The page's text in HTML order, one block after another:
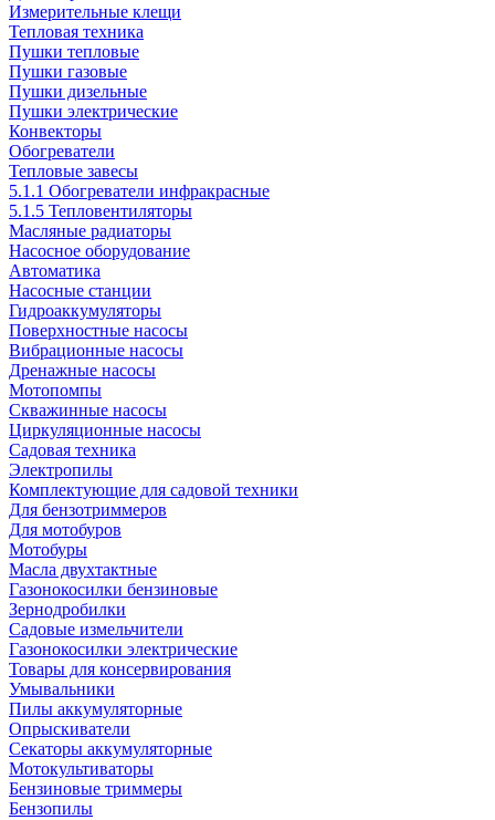
Измерительные клещи
Тепловая техника
Пушки тепловые
Пушки газовые
Пушки дизельные
Пушки электрические
Конвекторы
Обогреватели
Тепловые завесы
5.1.1 Обогреватели инфракрасные
5.1.5 Тепловентиляторы
Масляные радиаторы
Насосное оборудование
Автоматика
Насосные станции
Гидроаккумуляторы
Поверхностные насосы
Вибрационные насосы
Дренажные насосы
Мотопомпы
Скважинные насосы
Циркуляционные насосы
Садовая техника
Электропилы
Комплектующие для садовой техники
Для бензотриммеров
Для мотобуров
Мотобуры
Масла двухтактные
Газонокосилки бензиновые
Зернодробилки
Садовые измельчители
Газонокосилки электрические
Товары для консервирования
Умывальники
Пилы аккумуляторные
Опрыскиватели
Секаторы аккумуляторные
Мотокультиваторы
Бензиновые триммеры
Бензопилы